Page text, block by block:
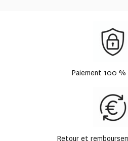
Paiement 100 %
Retour et